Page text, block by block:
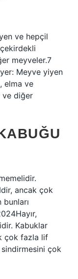
ve hepçil
meyveler.7
Meyve yiyen
elma ve
ve diğer
ancak çok
Kabuklar
çok fazla lif
çok